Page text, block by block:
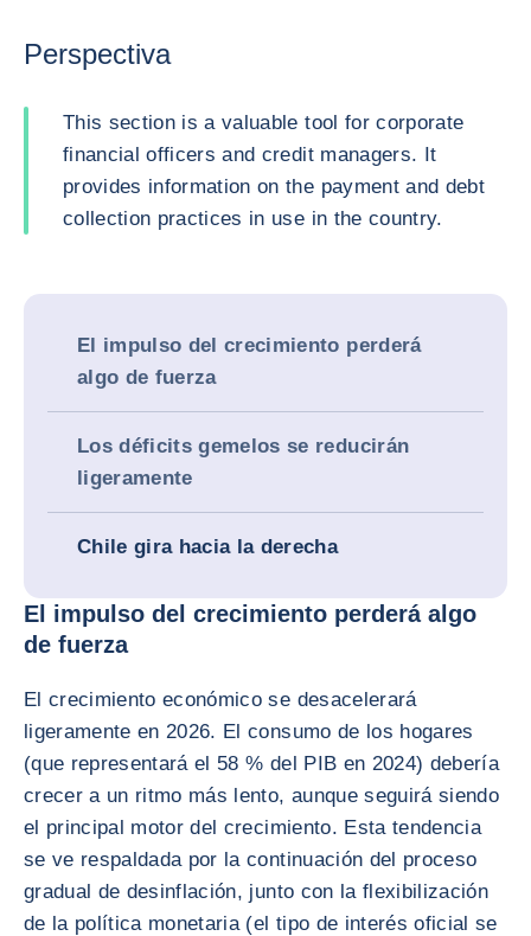
Perspectiva
This section is a valuable tool for corporate
financial officers and credit managers. It
provides information on the payment and debt
collection practices in use in the country.
El impulso del crecimiento perderá
algo de fuerza
Los déficits gemelos se reducirán
ligeramente
Chile gira hacia la derecha
El impulso del crecimiento perderá algo
de fuerza
El crecimiento económico se desacelerará
ligeramente en 2026. El consumo de los hogares
(que representará el 58 % del PIB en 2024) debería
crecer a un ritmo más lento, aunque seguirá siendo
el principal motor del crecimiento. Esta tendencia
se ve respaldada por la continuación del proceso
gradual de desinflación, junto con la flexibilización
de la política monetaria (el tipo de interés oficial se